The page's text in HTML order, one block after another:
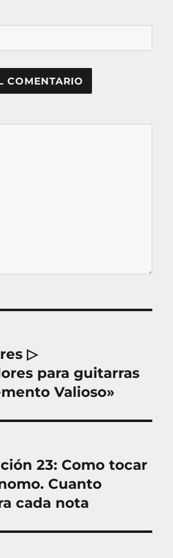
▷
para guitarras
Valioso»
23: Como tocar
Cuanto
cada nota